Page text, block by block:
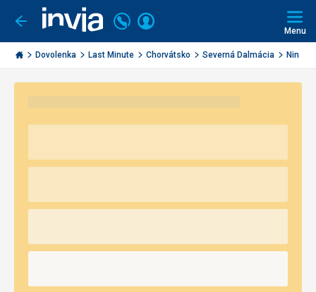
Ísť
späť
Invia.sk
Volajte
+421
2
3221
Prihlásiť
Menu
Dovolenka Last Minute Chorvátsko Severná Dalmácia Nin